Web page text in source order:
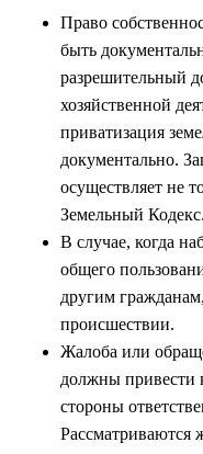
Право
быть
разрешительный
хозяйственной
приватизация
документально.
осуществляет не
Земельный Кодекс.
В случае, когда
общего
другим
происшествии.
Жалоба или
должны привести
стороны
Рассматриваются